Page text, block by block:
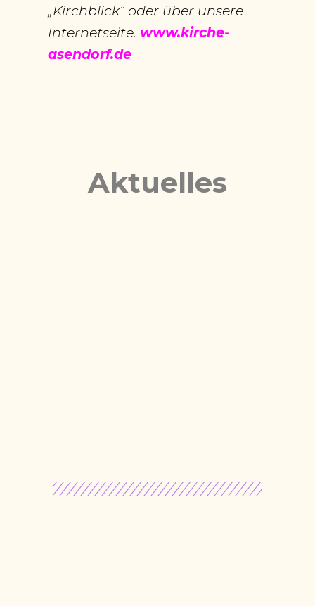
„Kirchblick“ oder über unsere
Internetseite. www.kirche-
asendorf.de
Aktuelles